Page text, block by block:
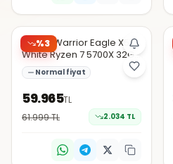
%3
Trendyol
Zeiron Warrior Eagle X55
White Ryzen 7 5700X 32GB
1TB M.2 RTX5060 27" 240Hz
Sıvı Soğutma Oyuncu Bilg
Normal fiyat
59.965TL
61.999TL 2.034 TL